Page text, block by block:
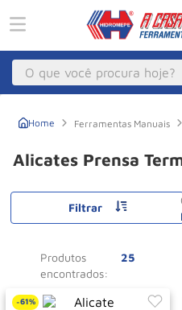
O que você procura hoje?
Ferramentas Manuais
Alicates Prensa
Filtrar
25
Produtos
-61%
1 º Macacos
Macaco Jacare
Talha Eletrica